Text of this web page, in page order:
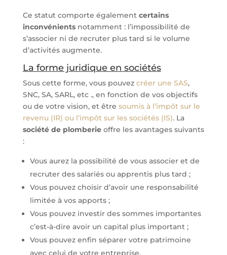
Ce statut comporte également certains
inconvénientsnotamment : l’impossibilité de
s’associer ni de recruter plus tard si le volume
d’activités augmente.
La forme juridique en sociétés
Sous cette forme, vous pouvez créer une SAS,
SNC, SA, SARL, etc ., en fonction de vos objectifs
ou de votre vision, et être soumis à l’impôt sur le
revenu (IR) ou l’impôt sur les sociétés (IS). La
société de plomberieoffre les avantages suivants
:
Vous aurez la possibilité de vous associer et de
recruter des salariés ou apprentis plus tard ;
Vous pouvez choisir d’avoir une responsabilité
limitée à vos apports ;
Vous pouvez investir des sommes importantes
c’est-à-dire avoir un capital plus important ;
Vous pouvez enfin séparer votre patrimoine
avec celui de votre entreprise.